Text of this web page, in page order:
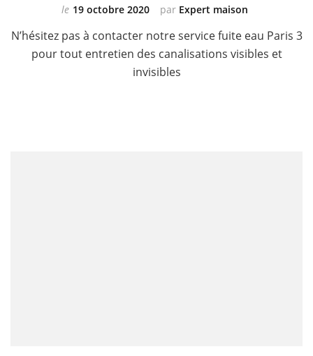
par Expert maison
le 19 octobre 2020
N’hésitez pas à contacter notre service fuite eau Paris 3
pour tout entretien des canalisations visibles et
invisibles